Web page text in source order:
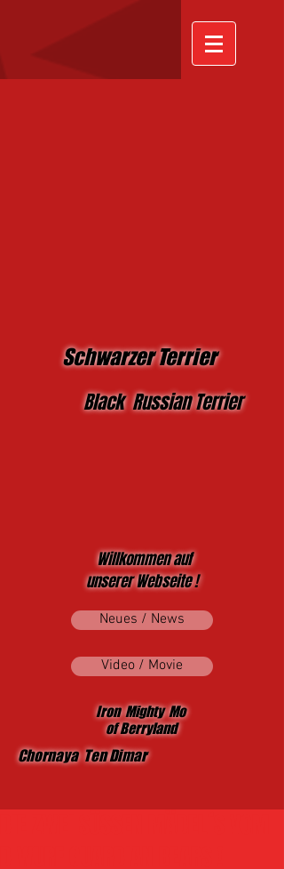
Schwarzer Terrier
Black Russian Terrier
Willkommen auf
unserer Webseite !
Neues / News
Video / Movie
Iron Mighty Mo
of Berryland
Chornaya Ten Dimar